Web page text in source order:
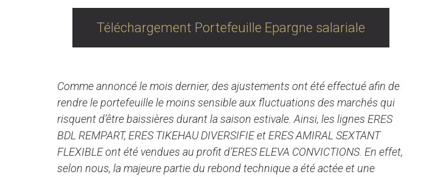
Téléchargement Portefeuille Epargne salariale
Comme annoncé le mois dernier, des ajustements ont été effectué afin de
rendre le portefeuille le moins sensible aux fluctuations des marchés qui
risquent d’être baissières durant la saison estivale. Ainsi, les lignes ERES
BDL REMPART, ERES TIKEHAU DIVERSIFIE et ERES AMIRAL SEXTANT
FLEXIBLE ont été vendues au profit d’ERES ELEVA CONVICTIONS. En effet,
selon nous, la majeure partie du rebond technique a été actée et une